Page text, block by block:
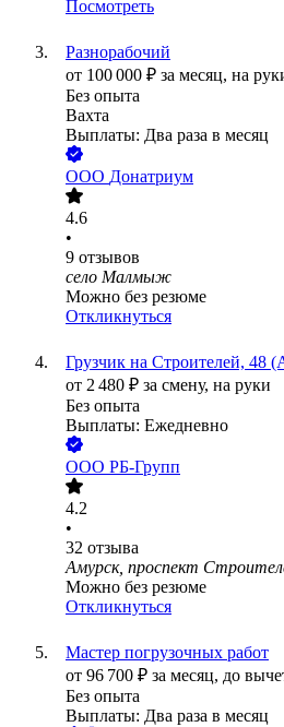
Посмотреть
Разнорабочий
от 100 000 ₽ за месяц, на
Без опыта
Вахта
Выплаты: Два раза в месяц
ООО Донатриум
4.6
•
9 отзывов
село Малмыж
Можно без резюме
Откликнуться
Грузчик на Строителей, 48
от 2 480 ₽ за смену, на руки
Без опыта
Выплаты: Ежедневно
ООО РБ-Групп
4.2
•
32 отзыва
Амурск, проспект
Можно без резюме
Откликнуться
Мастер погрузочных работ
от 96 700 ₽ за месяц, до
Без опыта
Выплаты: Два раза в месяц